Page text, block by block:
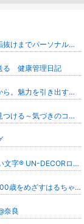
外見だけではなく心の垢抜けまでパーソナルカラー診断・骨格診断・顔立ち等々から、似合うのその先に出会えるサロン
る 健康管理日記
あなたの笑顔がみたいから。魅力を引き出すスタイリングアドバイザー。はなはなブログ
複業から自分らしさを見つける～気づきのコーディネーター中川みか
☆ちちんぷいぷい☆笑い文字® UN-DECORロゼット 笑いヨガ® 耳ツボ® ジェルネイル 岡山市北区
ガンを治癒して幸せに100歳をめざすはるちゃん
奈良